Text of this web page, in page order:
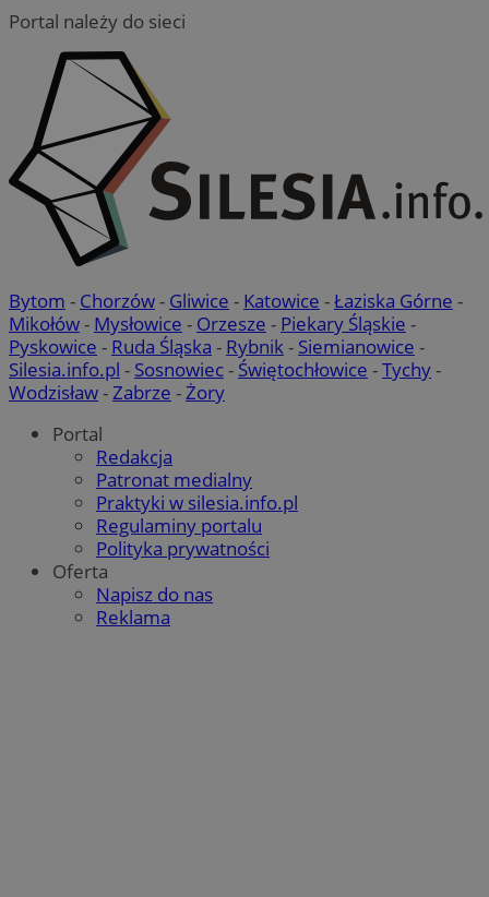
Portal należy do sieci
Bytom - Chorzów- Gliwice - Katowice -Łaziska Górne -
Mikołów- Mysłowice - Orzesze - Piekary Śląskie -
Pyskowice - Ruda Śląska - Rybnik- Siemianowice -
Silesia.info.pl - Sosnowiec- Świętochłowice -Tychy-
Wodzisław-Zabrze -Żory
Portal
Redakcja
Patronat medialny
Praktyki w silesia.info.pl
Regulaminy portalu
Polityka prywatności
Oferta
Napisz do nas
Reklama